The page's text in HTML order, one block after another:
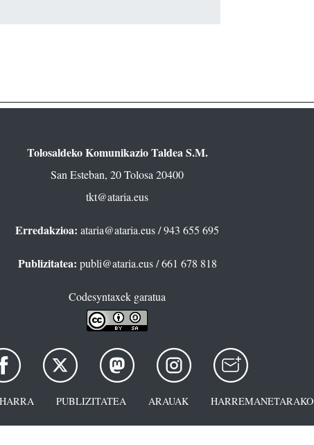
Tolosaldeko Komunikazio Taldea S.M.
San Esteban, 20 Tolosa 20400
tkt@ataria.eus
Erredakzioa: ataria@ataria.eus/ 943 655 695
Publizitatea: publi@ataria.eus/ 661 678 818
Codesyntaxek garatua
PUBLIZITATEA ARAUAK HARREMANETARAKO